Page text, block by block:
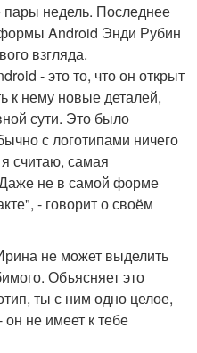
пары недель. Последнее
Android Энди Рубин
взгляда.
- это то, что он открыт
к нему новые деталей,
сути. Это было
с логотипами ничего
считаю, самая
Даже не в самой форме
- говорит о своём
не может выделить
Объясняет это
ты с ним одно целое,
он не имеет к тебе